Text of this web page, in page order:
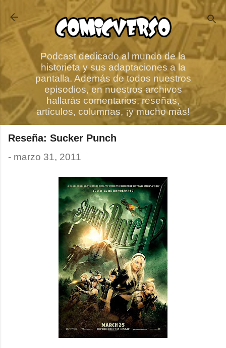
Ir al contenido principal
Podcast dedicado al mundo de la
historieta y sus adaptaciones a la
pantalla. Además de todos nuestros
episodios, en nuestros archivos
hallarás comentarios, reseñas,
artículos, columnas, ¡y mucho más!
Reseña: Sucker Punch
- marzo 31, 2011